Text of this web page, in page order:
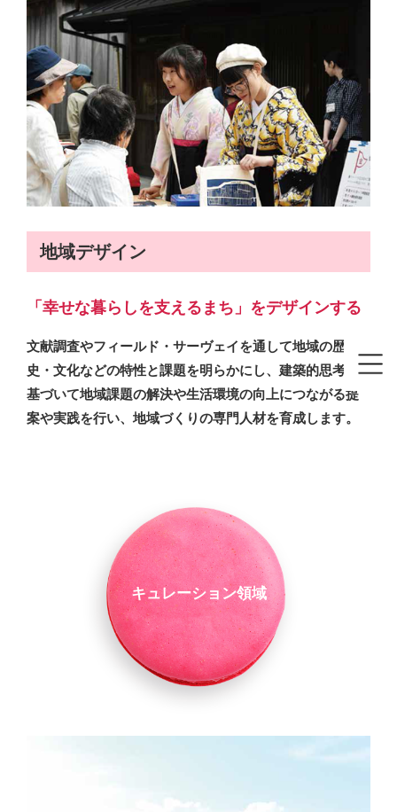
地域デザイン
「幸せな暮らしを支えるまち」をデザインする
文献調査やフィールド・サーヴェイを通して地域の歴
史・文化などの特性と課題を明らかにし、建築的思考に
基づいて地域課題の解決や生活環境の向上につながる提
案や実践を行い、地域づくりの専門人材を育成します。
キュレーション領域